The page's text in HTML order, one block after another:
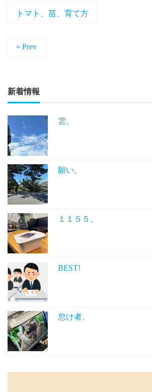
トマト、苗、育て方
« Prev
新着情報
雲。
願い。
１１５５。
BEST!
怠け者。